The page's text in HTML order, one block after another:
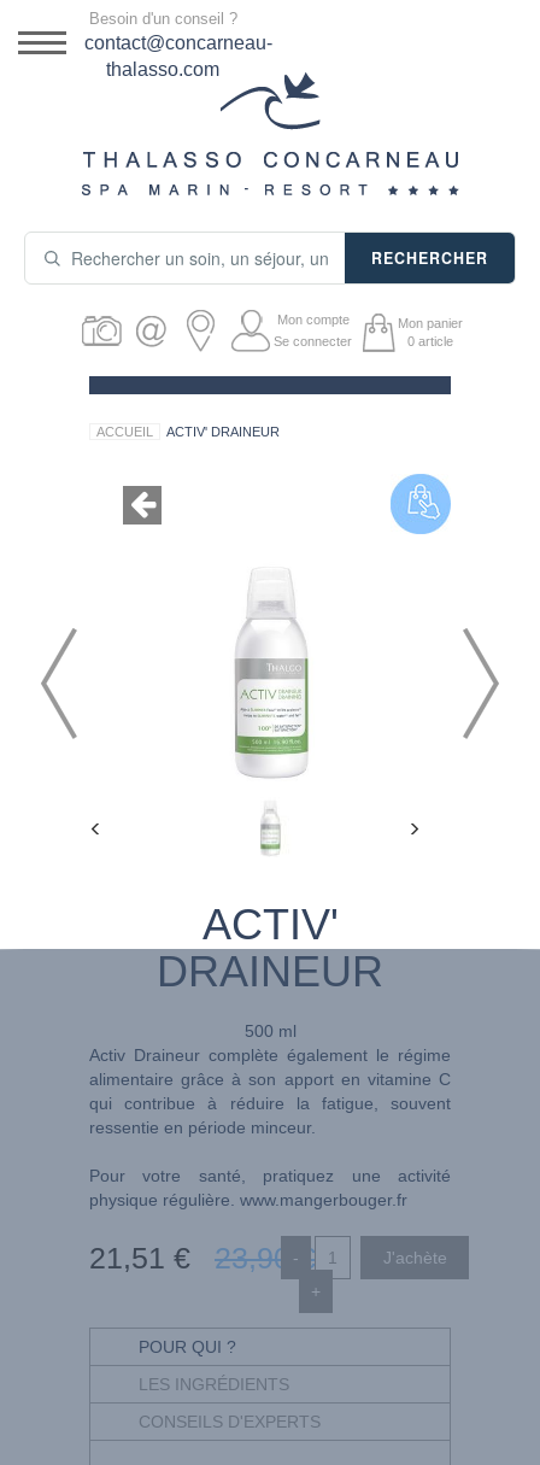
DESTINATION
SÉJOURS THALASSO
PRODUITS COSMÉTIQUES
GUIDE CADEAUX
Besoin d'un conseil ?
contact@concarneau-
thalasso.com
RECHERCHER
Mon compte
Se connecter
Mon panier
0 article
ACCUEIL ACTIV' DRAINEUR
ACTIV'
DRAINEUR
500 ml
Activ Draineur complète également le régime
alimentaire grâce à son apport en vitamine C
qui contribue à réduire la fatigue, souvent
ressentie en période minceur.
Pour votre santé, pratiquez une activité
physique régulière. www.mangerbouger.fr
21,51 € 23,90 €
-
+
POUR QUI ?
LES INGRÉDIENTS
CONSEILS D'EXPERTS